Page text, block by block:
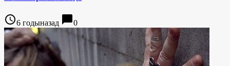
access_time6 годыназад chat_bubble0